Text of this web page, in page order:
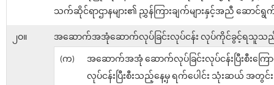
သက်ဆိုင်ရာဌာနများ၏ ညွှန်ကြားချက်များနှင့်အညီ ဆောင်ရွ
၂ဝ။ အဆောက်အအုံဆောက်လုပ်ခြင်းလုပ်ငန်း လုပ်ကိုင်ခွင့်ရသူသ
(က)
အဆောက်အအုံ ဆောက်လုပ်ခြင်းလုပ်ငန်းပြီးစီးကြေ
လုပ်ငန်းပြီးစီးသည့်နေ့မှ ရက်ပေါင်း သုံးဆယ် အတွင်း